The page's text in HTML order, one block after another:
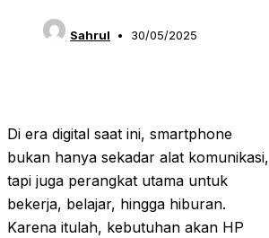
Sahrul 30/05/2025
Di era digital saat ini, smartphone
bukan hanya sekadar alat komunikasi,
tapi juga perangkat utama untuk
bekerja, belajar, hingga hiburan.
Karena itulah, kebutuhan akan HP